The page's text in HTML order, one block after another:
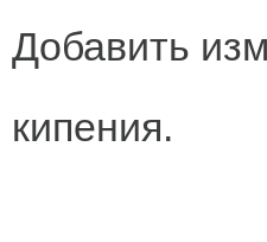
Добавить
кипения.